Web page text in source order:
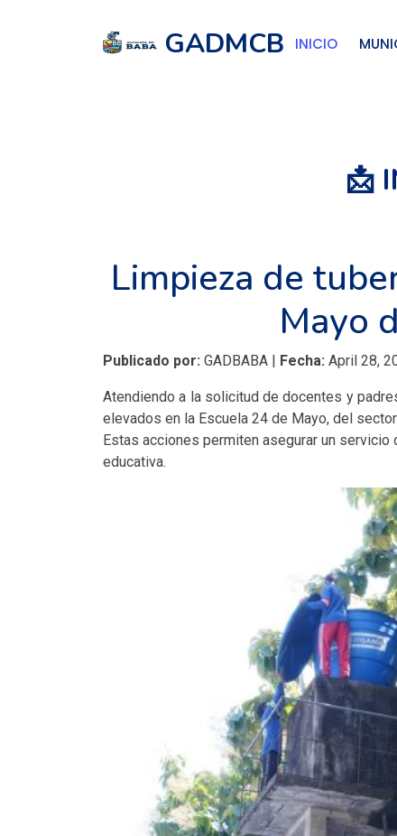
GADMCB INICIO
📩
Limpieza de
Mayo
Publicado por: GADBABA | Fecha: April 28,
Atendiendo a la solicitud de docentes y
elevados en la Escuela 24 de Mayo, del
Estas acciones permiten asegurar un
educativa.